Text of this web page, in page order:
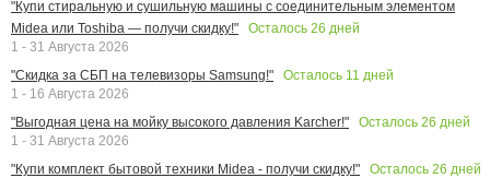
"Купи стиральную и сушильную машины с соединительным элементом
Midea или Toshiba — получи скидку!"
Осталось 26 дней
1 - 31 Августа 2026
"Скидка за СБП на телевизоры Samsung!"
Осталось 11 дней
1 - 16 Августа 2026
"Выгодная цена на мойку высокого давления Karcher!"
Осталось 26 дней
1 - 31 Августа 2026
"Купи комплект бытовой техники Midea - получи скидку!"
Осталось 26 дней